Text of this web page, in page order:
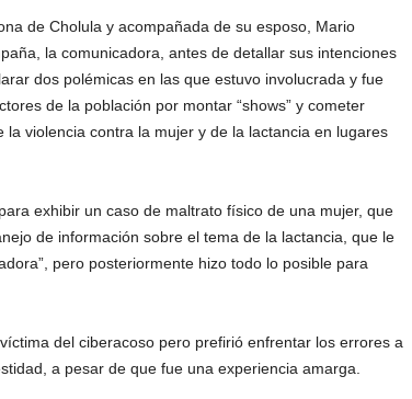
de Cholula y acompañada de su esposo, Mario
la comunicadora, antes de detallar sus intenciones
dos polémicas en las que estuvo involucrada y fue
de la población por montar “shows” y cometer
violencia contra la mujer y de la lactancia en lugares
exhibir un caso de maltrato físico de una mujer, que
de información sobre el tema de la lactancia, que le
pero posteriormente hizo todo lo posible para
del ciberacoso pero prefirió enfrentar los errores a
a pesar de que fue una experiencia amarga.